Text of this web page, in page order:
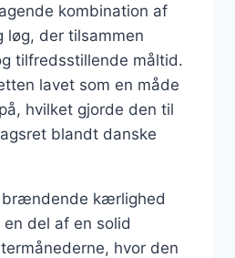
kombination af
der tilsammen
tilfredsstillende måltid.
lavet som en måde
hvilket gjorde den til
blandt danske
brændende kærlighed
del af en solid
hvor den